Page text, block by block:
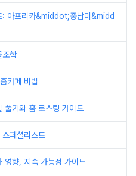
: 아프리카&middot;중남미&midd
조합
카페 비법
풀기와 홈 로스팅 가이드
페셜리스트
영향, 지속 가능성 가이드